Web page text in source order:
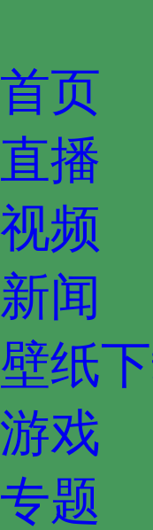
首页
直播
视频
新闻
壁纸
游戏
专题